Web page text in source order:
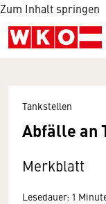
Zum Inhalt springen
Tankstellen
Abfälle an
Merkblatt
Lesedauer: 1